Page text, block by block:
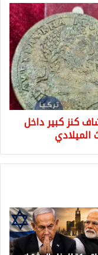
كنز كبير داخل
الميلادي